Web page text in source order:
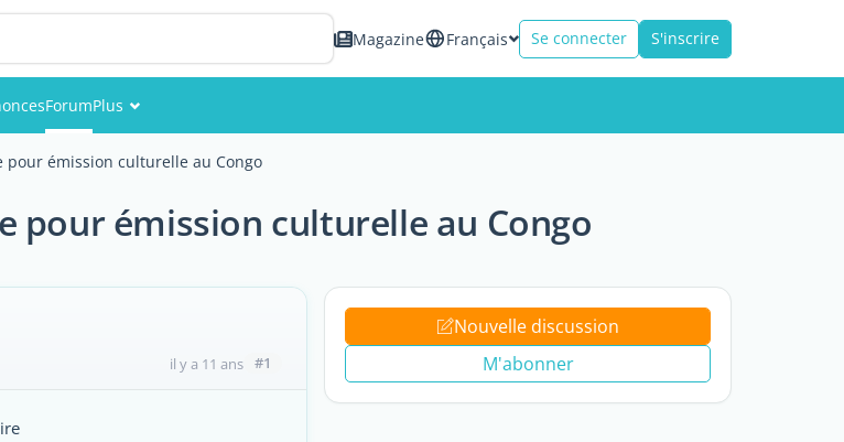
Magazine Français Se connecter S'inscrire
ForumPlus
Événements
Membres
pour émission culturelle au Congo
pour émission culturelle au Congo
il y a 11 ans #1
Nouvelle discussion
M'abonner